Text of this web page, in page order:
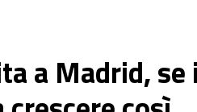
a Madrid, se